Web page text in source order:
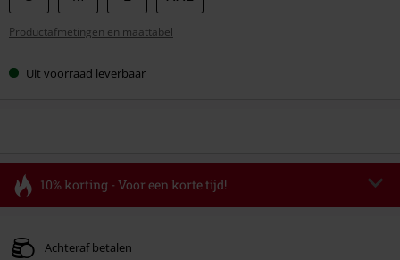
je
maat
Productafmetingen en maattabel
Uit voorraad leverbaar
10% korting - Voor een korte tijd!
Geldig t/m 11-08-2026
Achteraf betalen